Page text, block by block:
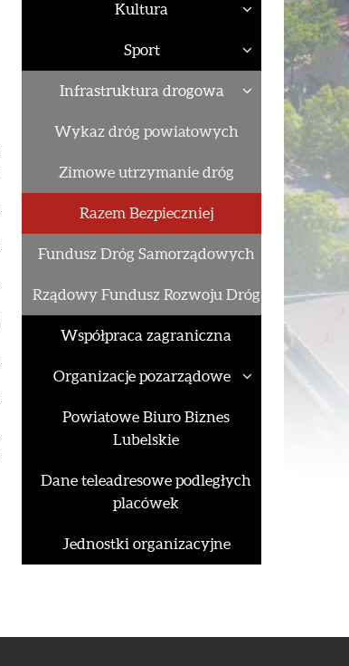
Kultura
Sport
Infrastruktura drogowa
Wykaz dróg powiatowych
Zimowe utrzymanie dróg
Razem Bezpieczniej
Fundusz Dróg Samorządowych
Rządowy Fundusz Rozwoju Dróg
Współpraca zagraniczna
Organizacje pozarządowe
Powiatowe Biuro Biznes
Lubelskie
Dane teleadresowe podległych
placówek
Jednostki organizacyjne